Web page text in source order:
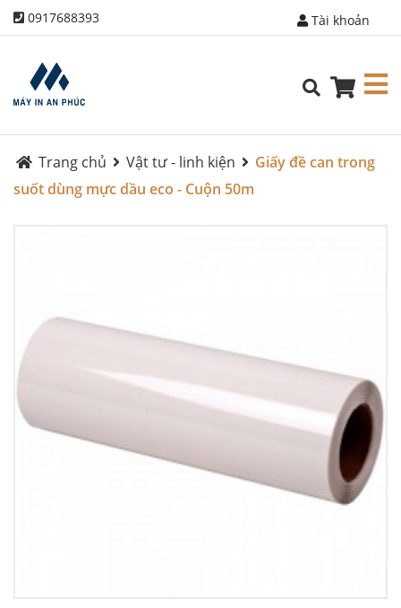
0917688393 Tài khoản
Trang chủ Vật tư - linh kiện
Giấy đề can trong
suốt dùng mực dầu eco - Cuộn 50m